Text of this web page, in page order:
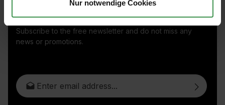
Nur notwendige Cookies
Subscribe to the free newsletter and do not miss any
news or promotions.
Email address*